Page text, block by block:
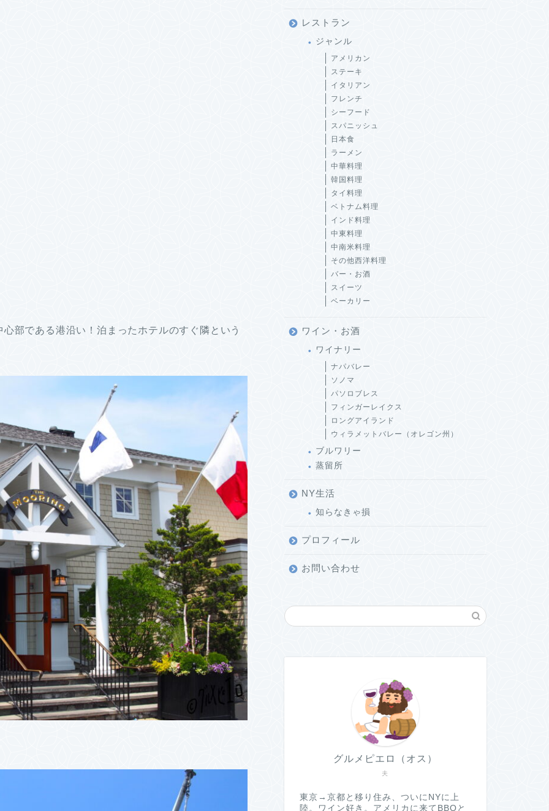
部である港沿い！泊まったホテルのすぐ隣という
レストラン
ジャンル
アメリカン
ステーキ
イタリアン
フレンチ
シーフード
スパニッシュ
日本食
ラーメン
中華料理
韓国料理
タイ料理
ベトナム料理
インド料理
中東料理
中南米料理
その他西洋料理
バー・お酒
スイーツ
ベーカリー
ワイン・お酒
ワイナリー
ナパバレー
ソノマ
パソロブレス
フィンガーレイクス
ロングアイランド
ウィラメットバレー（オレゴン州）
ブルワリー
蒸留所
NY生活
知らなきゃ損
プロフィール
お問い合わせ
夫
グルメピエロ（オス）
東京→京都と移り住み、ついにNYに上
陸。ワイン好き。アメリカに来てBBQと